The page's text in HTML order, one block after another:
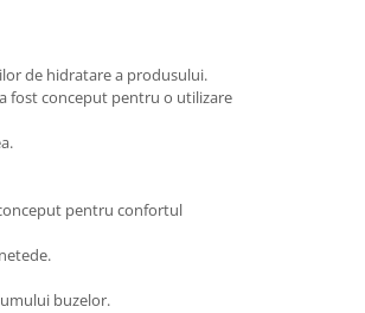
de hidratare a produsului.
fost conceput pentru o utilizare
pentru confortul
buzelor.